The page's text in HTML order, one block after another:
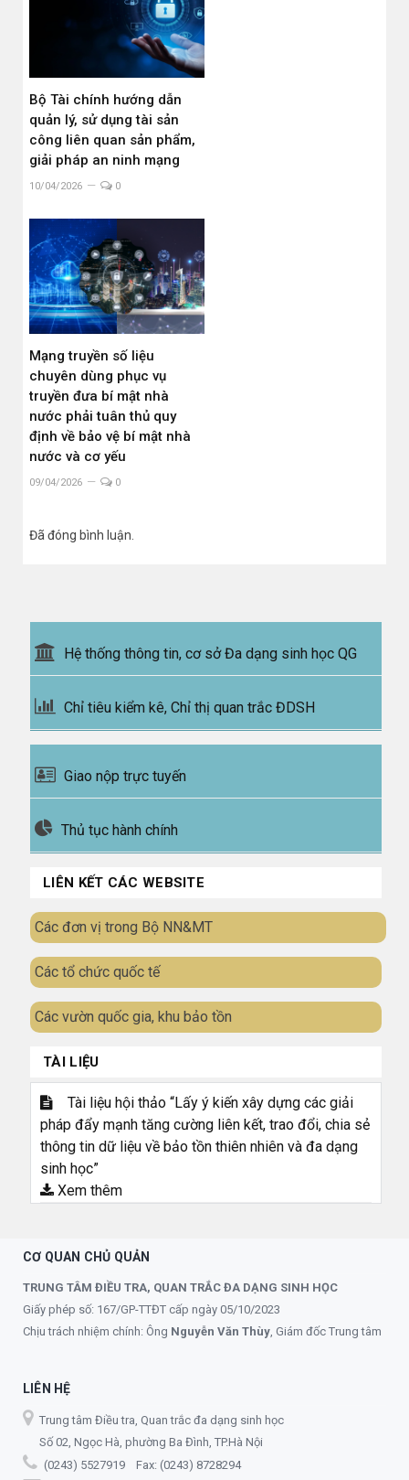
Bộ Tài chính hướng dẫn
quản lý, sử dụng tài sản
công liên quan sản phẩm,
giải pháp an ninh mạng
10/04/2026 0
Mạng truyền số liệu
chuyên dùng phục vụ
truyền đưa bí mật nhà
nước phải tuân thủ quy
định về bảo vệ bí mật nhà
nước và cơ yếu
09/04/2026 0
Đã đóng bình luận.
Hệ thống thông tin, cơ sở Đa dạng sinh học QG
Chỉ tiêu kiểm kê, Chỉ thị quan trắc ĐDSH
Giao nộp trực tuyến
Thủ tục hành chính
LIÊN KẾT CÁC WEBSITE
Các đơn vị trong Bộ NN&MT
Các tổ chức quốc tế
Các vườn quốc gia, khu bảo tồn
TÀI LIỆU
Tài liệu hội thảo “Lấy ý kiến xây dựng các giải
pháp đẩy mạnh tăng cường liên kết, trao đổi, chia sẻ
thông tin dữ liệu về bảo tồn thiên nhiên và đa dạng
sinh học”
Xem thêm
CƠ QUAN CHỦ QUẢN
TRUNG TÂM ĐIỀU TRA, QUAN TRẮC ĐA DẠNG SINH HỌC
Giấy phép số: 167/GP-TTĐT cấp ngày 05/10/2023
Chịu trách nhiệm chính: Ông Nguyễn Văn Thùy , Giám đốc Trung tâm
LIÊN HỆ
Trung tâm Điều tra, Quan trắc đa dạng sinh học
Số 02, Ngọc Hà, phường Ba Đình, TP.Hà Nội
(0243) 5527919 Fax: (0243) 8728294